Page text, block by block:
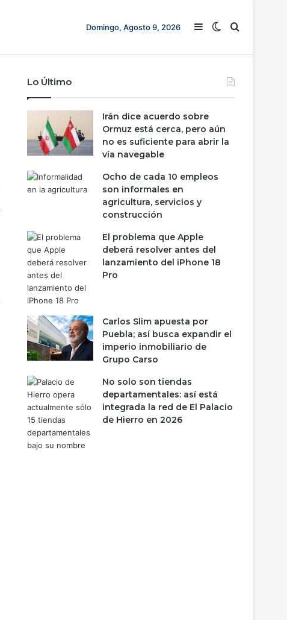
Domingo, Agosto 9, 2026 Barra lateral
Switch skin
Buscar
Lo Último
Irán dice acuerdo sobre
Ormuz está cerca, pero aún
no es suficiente para abrir la
vía navegable
Ocho de cada 10 empleos
son informales en
agricultura, servicios y
construcción
El problema que Apple
deberá resolver antes del
lanzamiento del iPhone 18
Pro
Carlos Slim apuesta por
Puebla; así busca expandir el
imperio inmobiliario de
Grupo Carso
No solo son tiendas
departamentales: así está
integrada la red de El Palacio
de Hierro en 2026